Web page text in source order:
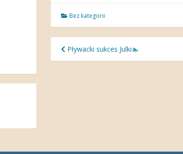
Bez kategorii
Nawigacja
wpisu
Pływacki sukces Julki🏊